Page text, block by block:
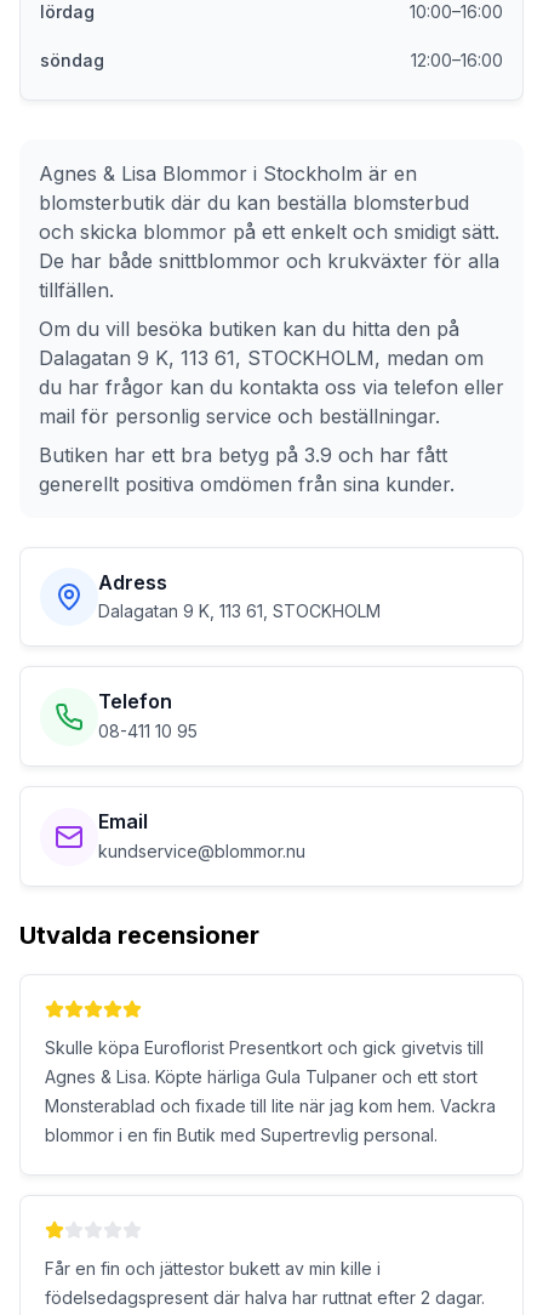
Agnes & Lisa Blommor i Stockholm är en
blomsterbutik där du kan beställa blomsterbud
och skicka blommor på ett enkelt och smidigt sätt.
De har både snittblommor och krukväxter för alla
tillfällen.
Om du vill besöka butiken kan du hitta den på
Dalagatan 9 K, 113 61, STOCKHOLM, medan om
du har frågor kan du kontakta oss via telefon eller
mail för personlig service och beställningar.
Butiken har ett bra betyg på 3.9 och har fått
generellt positiva omdömen från sina kunder.
Adress
Dalagatan 9 K, 113 61, STOCKHOLM
Telefon
08-411 10 95
Email
kundservice@blommor.nu
Utvalda recensioner
Skulle köpa Euroflorist Presentkort och gick givetvis till
Agnes & Lisa. Köpte härliga Gula Tulpaner och ett stort
Monsterablad och fixade till lite när jag kom hem. Vackra
blommor i en fin Butik med Supertrevlig personal.
Får en fin och jättestor bukett av min kille i
födelsedagspresent där halva har ruttnat efter 2 dagar.
lördag 10:00–16:00
söndag 12:00–16:00